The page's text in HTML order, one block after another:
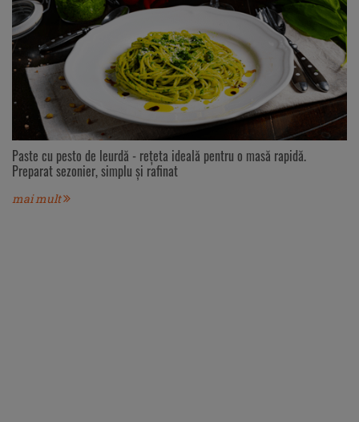
Paste cu pesto de leurdă - rețeta ideală pentru o masă rapidă.
Preparat sezonier, simplu și rafinat
mai mult